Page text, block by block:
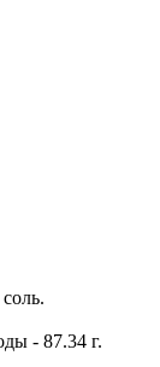
- 87.34 г.